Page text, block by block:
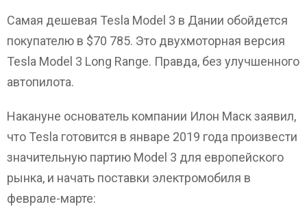
Самая дешевая Tesla Model 3 в Дании обойдется
покупателю в $70 785. Это двухмоторная версия
Tesla Model 3 Long Range. Правда, без улучшенного
автопилота.
Накануне основатель компании Илон Маск заявил,
что Tesla готовится в январе 2019 года произвести
значительную партию Model 3 для европейского
рынка, и начать поставки электромобиля в
феврале-марте: